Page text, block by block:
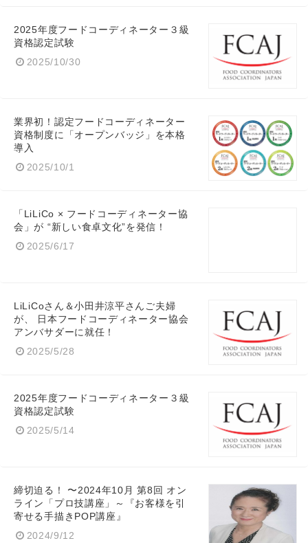
2025年度フードコーディネーター３級
資格認定試験
2025/10/30
業界初！認定フードコーディネーター
資格制度に「オープンバッジ」を本格
導入
2025/10/1
「LiLiCo × フードコーディネーター協
会」が “新しい食卓文化”を発信！
2025/6/17
LiLiCoさん＆小田井涼平さんご夫婦
が、 日本フードコーディネーター協会
アンバサダーに就任！
2025/5/28
2025年度フードコーディネーター３級
資格認定試験
2025/5/14
締切迫る！ 〜2024年10月 第8回 オン
ライン「プロ技講座」～『お客様を引
寄せる手描きPOP講座』
2024/9/12